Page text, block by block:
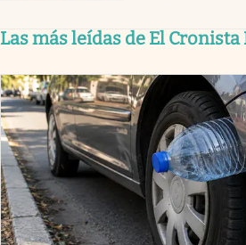
Las más leídas de El Cronista